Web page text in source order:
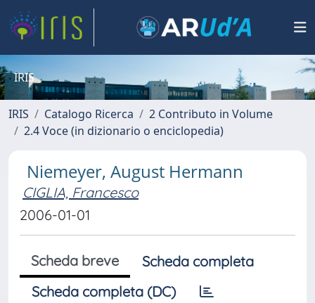
IRIS
IRIS Catalogo Ricerca
2 Contributo in Volume
2.4 Voce (in dizionario o enciclopedia)
Niemeyer, August Hermann
CIGLIA, Francesco
2006-01-01
Scheda breve
Scheda completa
Scheda completa (DC)